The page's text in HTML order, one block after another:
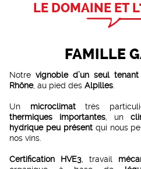
LE DOMAINE ET
FAMILLE
Notrevignoble d’un seul tenant
Rhône, au pied des Alpilles.
Un microclimattrès
thermiques importantes, un
hydrique peu présentqui nous
nos vins.
Certification HVE3, travail